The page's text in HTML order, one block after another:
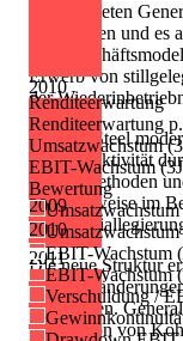
2010
2011
2009
2010
Renditeerwartung
Renditeerwartung
Umsatzwachstum
EBIT-Wachstum
Bewertung
Umsatzwachstum
EBIT-Wachstum
EBIT-Wachstum
Verschuldung /
Sie gründeten
aufzubauen und
Das
Erwerb von
der
General Steel
die Produktivität
Arbeitsmethoden
beispielsweise im
und
Die neue Struktur
erschließen.
Produktion von